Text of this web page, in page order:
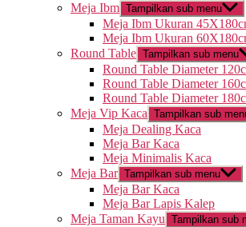
Meja Ibm Tampilkan sub menu
Meja Ibm Ukuran
Meja Ibm Ukuran
Round Table Tampilkan sub menu
Round Table Diameter
Round Table Diameter
Round Table Diameter
Meja Vip Kaca Tampilkan sub
Meja Dealing Kaca
Meja Bar Kaca
Meja Minimalis Kaca
Meja Bar Tampilkan sub menu
Meja Bar Kaca
Meja Bar Lapis Kalep
Meja Taman Kayu Tampilkan sub